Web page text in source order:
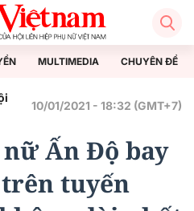
MULTIMEDIA CHUYÊN ĐỀ
10/01/2021 - 18:32 (GMT+7)
Ấn Độ bay
trên tuyến